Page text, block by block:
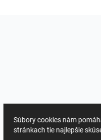
Súbory cookies nám
stránkach tie najlepšie